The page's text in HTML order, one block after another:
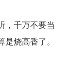
，千万不要当
烧高香了。